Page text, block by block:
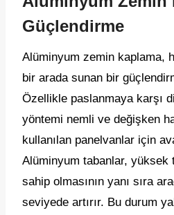
Güçlendirme
Alüminyum zemin kaplama,
bir arada sunan bir
Özellikle paslanmaya karşı
yöntemi nemli ve değişken
kullanılan panelvanlar için
Alüminyum tabanlar, yüksek
sahip olmasının yanı sıra
seviyede artırır. Bu durum